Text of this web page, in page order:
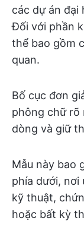
các dự án đại
Đối với phần
thể bao gồm
quan.
Bố cục đơn
phông chữ rõ
dòng và giữ
Mẫu này bao
phía dưới, nơi
kỹ thuật,
hoặc bất kỳ